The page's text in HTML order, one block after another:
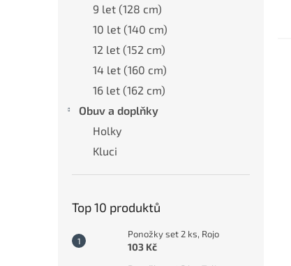
9 let (128 cm)
10 let (140 cm)
12 let (152 cm)
14 let (160 cm)
16 let (162 cm)
Obuv a doplňky
Holky
Kluci
Top 10 produktů
Ponožky set 2 ks, Rojo
103 Kč